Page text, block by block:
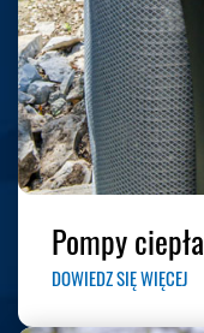
Pompy ciepła
DOWIEDZ SIĘ WIĘCEJ